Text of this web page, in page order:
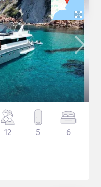
12 5 6